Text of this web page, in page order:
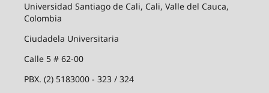
Universidad Santiago de Cali, Cali, Valle del Cauca,
Colombia
Ciudadela Universitaria
Calle 5 # 62-00
PBX. (2) 5183000 - 323 / 324